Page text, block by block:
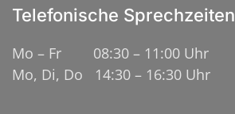
Telefonische Sprechzeiten
Mo – Fr 08:30 – 11:00 Uhr
Mo, Di, Do 14:30 – 16:30 Uhr